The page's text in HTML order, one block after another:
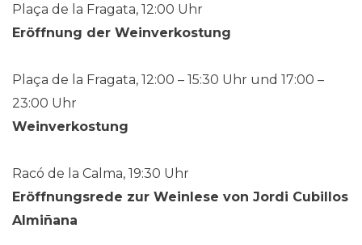
Plaça de la Fragata, 12:00 Uhr
Eröffnung der Weinverkostung
Plaça de la Fragata, 12:00 – 15:30 Uhr und 17:00 –
23:00 Uhr
Weinverkostung
Racó de la Calma, 19:30 Uhr
Eröffnungsrede zur Weinlese von Jordi Cubillos
Almiñana